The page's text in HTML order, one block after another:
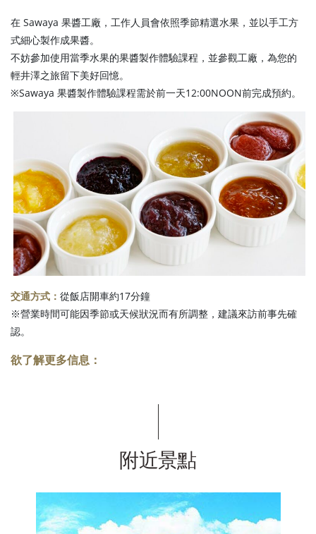
在 Sawaya 果醬工廠，工作人員會依照季節精選水果，並以手工方
式細心製作成果醬。
不妨參加使用當季水果的果醬製作體驗課程，並參觀工廠，為您的
輕井澤之旅留下美好回憶。
※Sawaya 果醬製作體驗課程需於前一天12:00NOON前完成預約。
交通方式： 從飯店開車約17分鐘
※營業時間可能因季節或天候狀況而有所調整，建議來訪前事先確
認。
欲了解更多信息：
附近景點